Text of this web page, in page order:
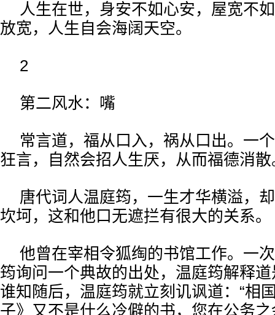
人生在世，身安不如心安，屋宽不
放宽，人生自会海阔天空。
2
第二风水：嘴
常言道，福从口入，祸从口出。一
狂言，自然会招人生厌，从而福德消散
唐代词人温庭筠，一生才华横溢，
坎坷，这和他口无遮拦有很大的关系。
他曾在宰相令狐绹的书馆工作。一
筠询问一个典故的出处，温庭筠解释
谁知随后，温庭筠就立刻讥讽道：“相
子》又不是什么冷僻的书，您在公务